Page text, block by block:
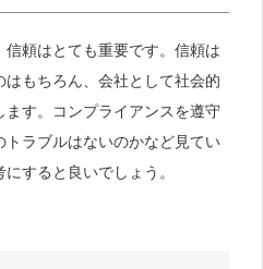
頼はとても重要です。信頼は
もちろん、会社として社会的
す。コンプライアンスを遵守
トラブルはないのかなど見てい
すると良いでしょう。